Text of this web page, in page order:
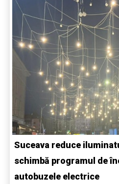
Suceava reduce
schimbă programul de
autobuzele electrice